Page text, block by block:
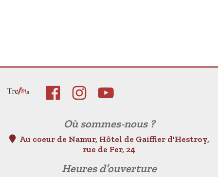
Où sommes-nous ?
Au coeur de Namur, Hôtel de Gaiffier d'Hestroy,
rue de Fer, 24
Heures d’ouverture